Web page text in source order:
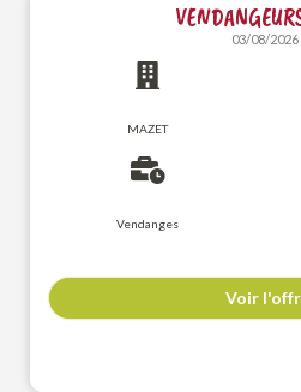
03/08/2026
MAZET
Vendanges
Voir